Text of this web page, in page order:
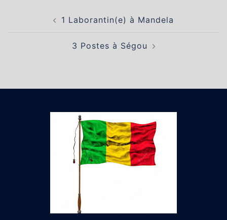
1 Laborantin(e) à Mandela
3 Postes à Ségou